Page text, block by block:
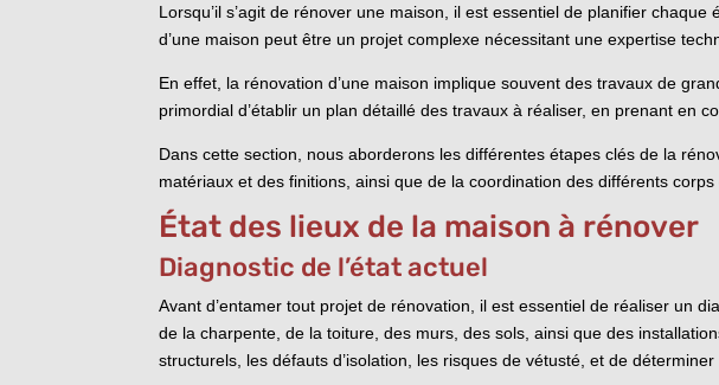
Lorsqu’il s’agit de rénover une maison, il est essentiel de planifier
d’une maison peut être un projet complexe nécessitant une expertise
En effet, la rénovation d’une maison implique souvent des travaux de
primordial d’établir un plan détaillé des travaux à réaliser, en prenant en
Dans cette section, nous aborderons les différentes étapes clés de la
matériaux et des finitions, ainsi que de la coordination des différents corps
État des lieux de la maison à rénover
Diagnostic de l’état actuel
Avant d’entamer tout projet de rénovation, il est essentiel de réaliser un
de la charpente, de la toiture, des murs, des sols, ainsi que des
structurels, les défauts d’isolation, les risques de vétusté, et de